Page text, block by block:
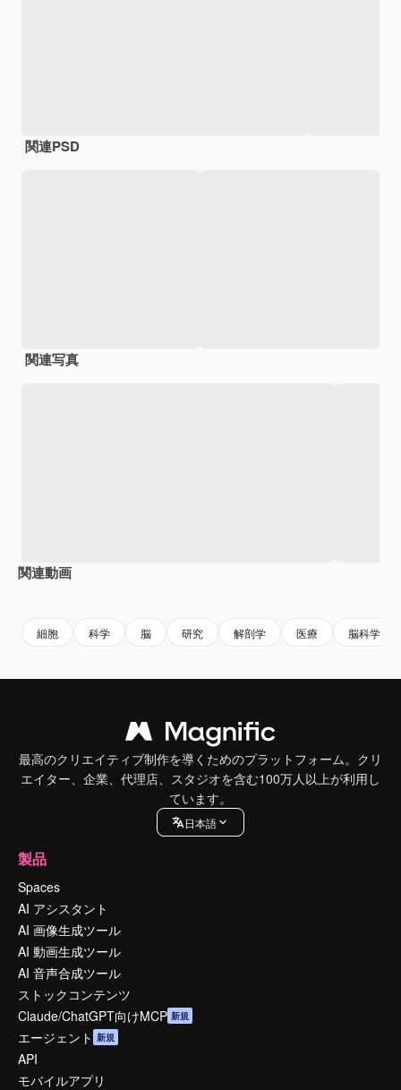
関連PSD
関連写真
関連動画
細胞 科学 脳 研究 解剖学 医療 脳科学
最高のクリエイティブ制作を導くためのプラットフォーム。クリ
エイター、企業、代理店、スタジオを含む100万人以上が利用し
ています。
日本語
製品
Spaces
AI アシスタント
AI 画像生成ツール
AI 動画生成ツール
AI 音声合成ツール
ストックコンテンツ
Claude/ChatGPT向けMCP 新規
エージェント 新規
API
モバイルアプリ